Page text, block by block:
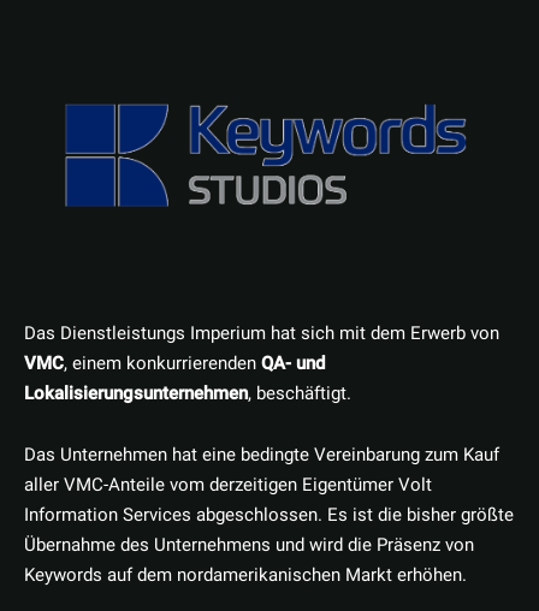
Das Dienstleistungs Imperium hat sich mit dem Erwerb von
VMC, einem konkurrierendenQA- und
Lokalisierungsunternehmen, beschäftigt.
Das Unternehmen hat eine bedingte Vereinbarung zum Kauf
aller VMC-Anteile vom derzeitigen Eigentümer Volt
Information Services abgeschlossen. Es ist die bisher größte
Übernahme des Unternehmens und wird die Präsenz von
Keywords auf dem nordamerikanischen Markt erhöhen.